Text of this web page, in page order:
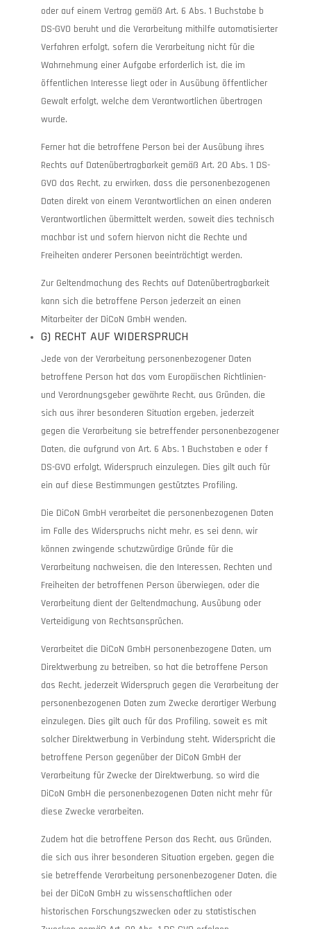
oder auf einem Vertrag gemäß Art. 6 Abs. 1 Buchstabe b
DS-GVO beruht und die Verarbeitung mithilfe automatisierter
Verfahren erfolgt, sofern die Verarbeitung nicht für die
Wahrnehmung einer Aufgabe erforderlich ist, die im
öffentlichen Interesse liegt oder in Ausübung öffentlicher
Gewalt erfolgt, welche dem Verantwortlichen übertragen
wurde.
Ferner hat die betroffene Person bei der Ausübung ihres
Rechts auf Datenübertragbarkeit gemäß Art. 20 Abs. 1 DS-
GVO das Recht, zu erwirken, dass die personenbezogenen
Daten direkt von einem Verantwortlichen an einen anderen
Verantwortlichen übermittelt werden, soweit dies technisch
machbar ist und sofern hiervon nicht die Rechte und
Freiheiten anderer Personen beeinträchtigt werden.
Zur Geltendmachung des Rechts auf Datenübertragbarkeit
kann sich die betroffene Person jederzeit an einen
Mitarbeiter der DiCoN GmbH wenden.
G) RECHT AUF WIDERSPRUCH
Jede von der Verarbeitung personenbezogener Daten
betroffene Person hat das vom Europäischen Richtlinien-
und Verordnungsgeber gewährte Recht, aus Gründen, die
sich aus ihrer besonderen Situation ergeben, jederzeit
gegen die Verarbeitung sie betreffender personenbezogener
Daten, die aufgrund von Art. 6 Abs. 1 Buchstaben e oder f
DS-GVO erfolgt, Widerspruch einzulegen. Dies gilt auch für
ein auf diese Bestimmungen gestütztes Profiling.
Die DiCoN GmbH verarbeitet die personenbezogenen Daten
im Falle des Widerspruchs nicht mehr, es sei denn, wir
können zwingende schutzwürdige Gründe für die
Verarbeitung nachweisen, die den Interessen, Rechten und
Freiheiten der betroffenen Person überwiegen, oder die
Verarbeitung dient der Geltendmachung, Ausübung oder
Verteidigung von Rechtsansprüchen.
Verarbeitet die DiCoN GmbH personenbezogene Daten, um
Direktwerbung zu betreiben, so hat die betroffene Person
das Recht, jederzeit Widerspruch gegen die Verarbeitung der
personenbezogenen Daten zum Zwecke derartiger Werbung
einzulegen. Dies gilt auch für das Profiling, soweit es mit
solcher Direktwerbung in Verbindung steht. Widerspricht die
betroffene Person gegenüber der DiCoN GmbH der
Verarbeitung für Zwecke der Direktwerbung, so wird die
DiCoN GmbH die personenbezogenen Daten nicht mehr für
diese Zwecke verarbeiten.
Zudem hat die betroffene Person das Recht, aus Gründen,
die sich aus ihrer besonderen Situation ergeben, gegen die
sie betreffende Verarbeitung personenbezogener Daten, die
bei der DiCoN GmbH zu wissenschaftlichen oder
historischen Forschungszwecken oder zu statistischen